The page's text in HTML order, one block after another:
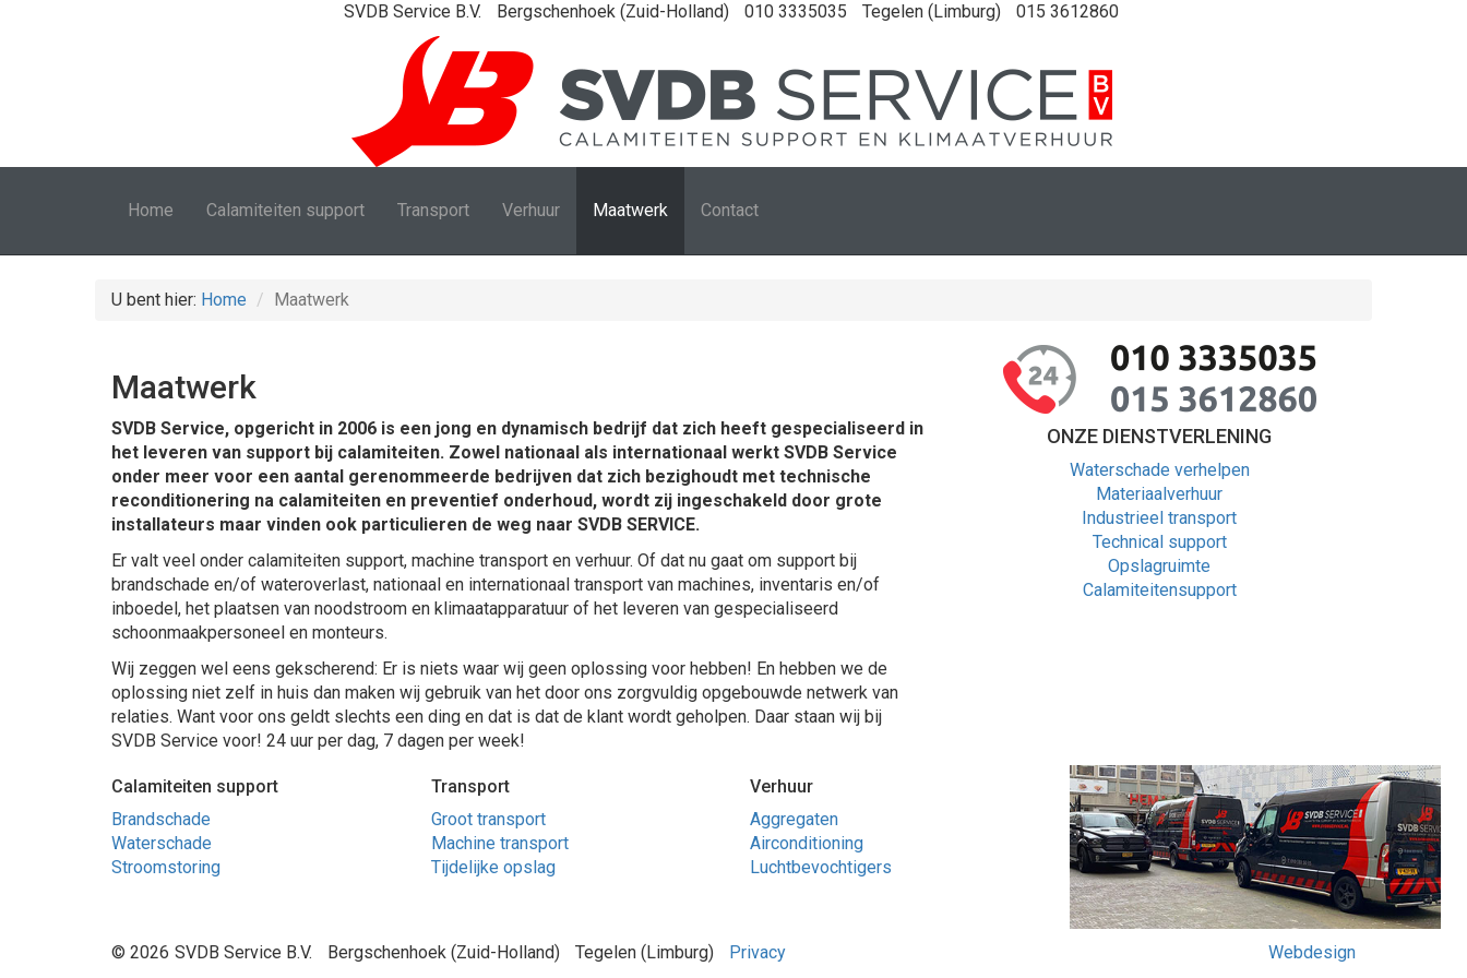
SVDB Service B.V. Bergschenhoek (Zuid-Holland) 010 3335035 Tegelen (Limburg) 015 3612860
Home Calamiteiten support Transport Verhuur Maatwerk Contact
U bent hier: Home Maatwerk
Maatwerk
SVDB Service, opgericht in 2006 is een jong en dynamisch bedrijf dat zich heeft gespecialiseerd in
het leveren van support bij calamiteiten. Zowel nationaal als internationaal werkt SVDB Service
onder meer voor een aantal gerenommeerde bedrijven dat zich bezighoudt met technische
reconditionering na calamiteiten en preventief onderhoud, wordt zij ingeschakeld door grote
installateurs maar vinden ook particulieren de weg naar SVDB SERVICE.
Er valt veel onder calamiteiten support, machine transport en verhuur. Of dat nu gaat om support bij
brandschade en/of wateroverlast, nationaal en internationaal transport van machines, inventaris en/of
inboedel, het plaatsen van noodstroom en klimaatapparatuur of het leveren van gespecialiseerd
schoonmaakpersoneel en monteurs.
Wij zeggen wel eens gekscherend: Er is niets waar wij geen oplossing voor hebben! En hebben we de
oplossing niet zelf in huis dan maken wij gebruik van het door ons zorgvuldig opgebouwde netwerk van
relaties. Want voor ons geldt slechts een ding en dat is dat de klant wordt geholpen. Daar staan wij bij
SVDB Service voor! 24 uur per dag, 7 dagen per week!
ONZE DIENSTVERLENING
Waterschade verhelpen
Materiaalverhuur
Industrieel transport
Technical support
Opslagruimte
Calamiteitensupport
Calamiteiten support
Brandschade
Waterschade
Stroomstoring
Transport
Groot transport
Machine transport
Tijdelijke opslag
Verhuur
Aggregaten
Airconditioning
Luchtbevochtigers
© 2026 SVDB Service B.V. Bergschenhoek (Zuid-Holland) Tegelen (Limburg) Privacy Webdesign